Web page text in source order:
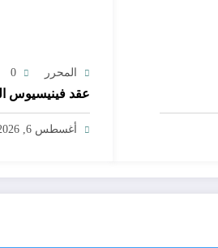
المحرر 0
عقد فينيسيوس
أغسطس 6, 2026